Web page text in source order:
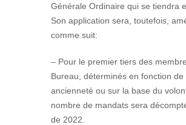
Générale Ordinaire qui se tiendra
Son application sera, toutefois,
comme suit:
– Pour le premier tiers des
Bureau, déterminés en fonction de
ancienneté ou sur la base du
nombre de mandats sera
de 2022.